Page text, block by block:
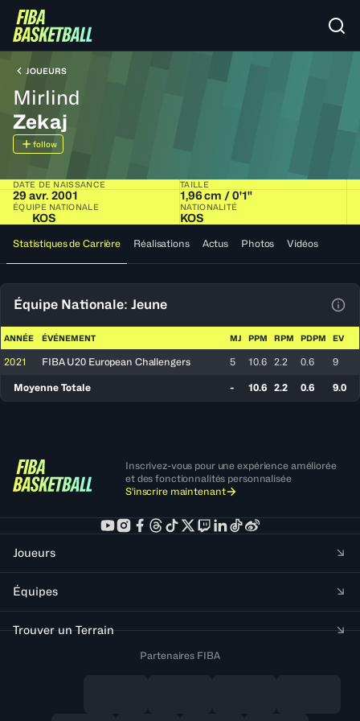
JOUEURS
Mirlind
Zekaj
follow
DATE DE NAISSANCE
29 avr. 2001
TAILLE
1,96 cm / 0'1"
ÉQUIPE NATIONALE
KOS
NATIONALITÉ
KOS
Statistiques de Carrière Réalisations Actus Photos Vidéos
Équipe Nationale: Jeune
ANNÉE ÉVÉNEMENT MJ PPM RPM PDPM EV
2021 FIBA U20 European Challengers 5 10.6 2.2 0.6 9
Moyenne Totale - 10.6 2.2 0.6 9.0
Inscrivez-vous pour une expérience améliorée
et des fonctionnalités personnalisée
S'inscrire maintenant
Joueurs
Équipes
Trouver un Terrain
Partenaires FIBA